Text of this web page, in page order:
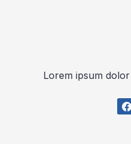
Lorem ipsum